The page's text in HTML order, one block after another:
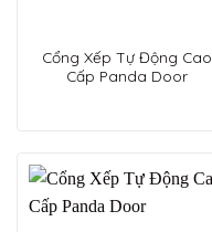
Cổng Xếp Tự Động Cao
Cấp Panda Door